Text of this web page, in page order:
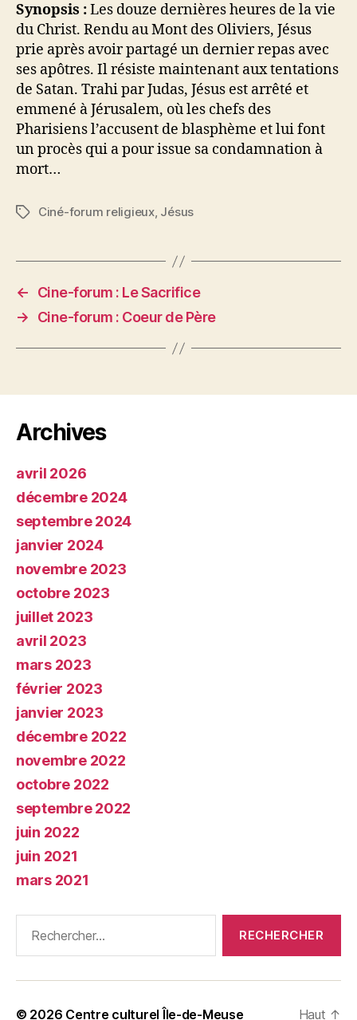
Synopsis :Les douze dernières heures de la vie
du Christ. Rendu au Mont des Oliviers, Jésus
prie après avoir partagé un dernier repas avec
ses apôtres. Il résiste maintenant aux tentations
de Satan. Trahi par Judas, Jésus est arrêté et
emmené à Jérusalem, où les chefs des
Pharisiens l’accusent de blasphème et lui font
un procès qui a pour issue sa condamnation à
mort…
Étiquettes
Ciné-forum religieux, Jésus
←
Cine-forum : Le Sacrifice
→
Cine-forum : Coeur de Père
Archives
avril 2026
décembre 2024
septembre 2024
janvier 2024
novembre 2023
octobre 2023
juillet 2023
avril 2023
mars 2023
février 2023
janvier 2023
décembre 2022
novembre 2022
octobre 2022
septembre 2022
juin 2022
juin 2021
mars 2021
© 2026 Centre culturel Île-de-Meuse Haut ↑